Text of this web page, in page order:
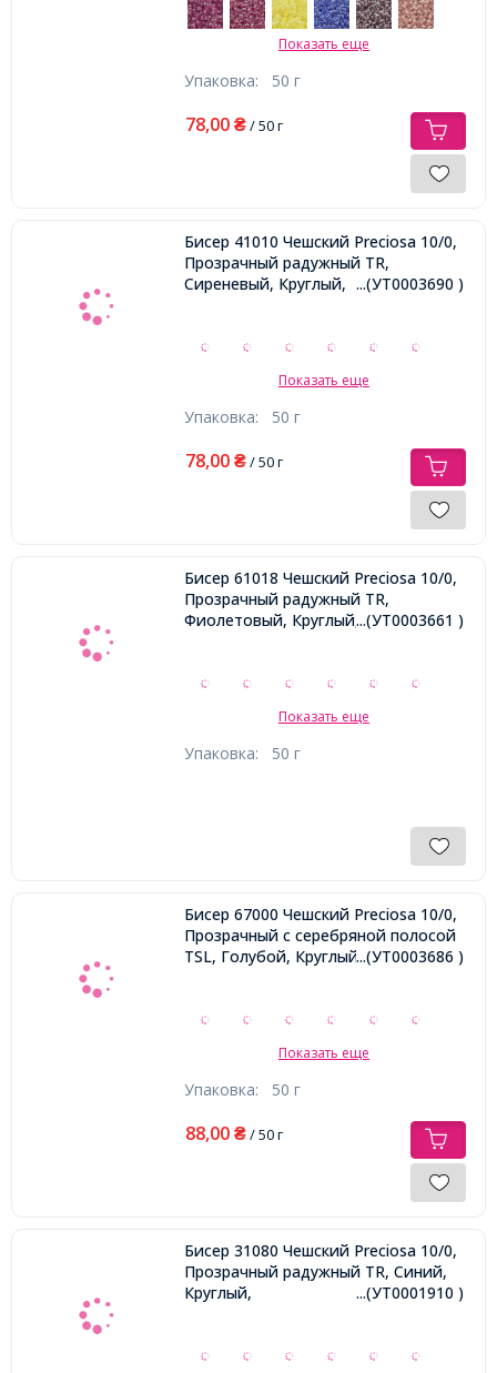
Показать еще
Упаковка: 50 г
78,00 ₴/ 50 г
Бисер 41010 Чешский Preciosa 10/0,
Прозрачный радужный TR,
Сиреневый, Круглый,
...(УТ0003690 )
Показать еще
Упаковка: 50 г
78,00 ₴/ 50 г
Бисер 61018 Чешский Preciosa 10/0,
Прозрачный радужный TR,
Фиолетовый, Круглый,
...(УТ0003661 )
Показать еще
Упаковка: 50 г
Бисер 67000 Чешский Preciosa 10/0,
Прозрачный с серебряной полосой
TSL, Голубой, Круглый,
...(УТ0003686 )
Показать еще
Упаковка: 50 г
88,00 ₴/ 50 г
Бисер 31080 Чешский Preciosa 10/0,
Прозрачный радужный TR, Синий,
Круглый,
...(УТ0001910 )